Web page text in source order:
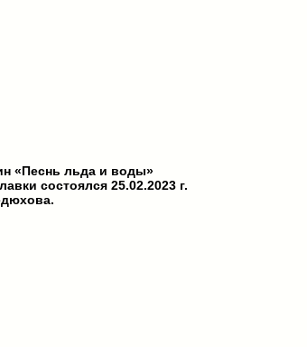
«Песнь льда и воды»
состоялся 25.02.2023 г.